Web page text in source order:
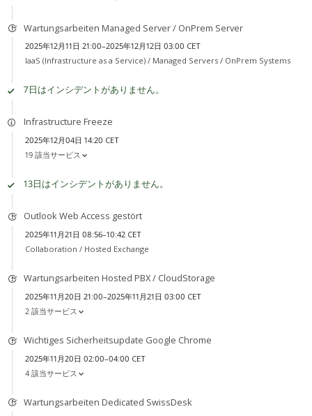
Wartungsarbeiten Managed Server / OnPrem Server
2025年12月11日 21:00–2025年12月12日 03:00 CET
IaaS (Infrastructure as a Service) / Managed Servers / OnPrem Systems
7日はインシデントがありません。
Infrastructure Freeze
2025年12月04日 14:20 CET
19 該当サービス
13日はインシデントがありません。
Outlook Web Access gestört
2025年11月21日 08:56–10:42 CET
Collaboration / Hosted Exchange
Wartungsarbeiten Hosted PBX / CloudStorage
2025年11月20日 21:00–2025年11月21日 03:00 CET
2 該当サービス
Wichtiges Sicherheitsupdate Google Chrome
2025年11月20日 02:00–04:00 CET
4 該当サービス
Wartungsarbeiten Dedicated SwissDesk